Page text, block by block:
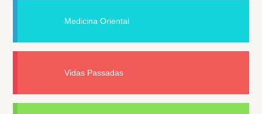
Medicina Oriental
Vidas Passadas